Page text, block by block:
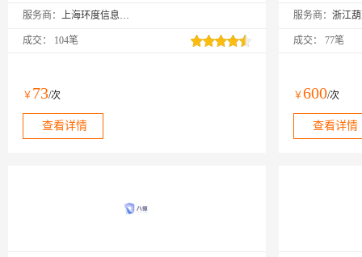
代码签名证书品牌有 DigiCert、GlobalSign、
名、普通OV代码签名证书以及EV扩展验证代码签名
服务商： 上海环度信息科技有限公司
成交： 104笔
￥ 73/次
查看详情
根证书支持所
服务商：
成交： 77笔
￥600/次
查看详情